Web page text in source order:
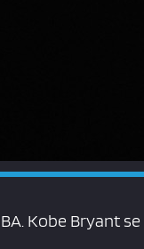
Kobe Bryant se